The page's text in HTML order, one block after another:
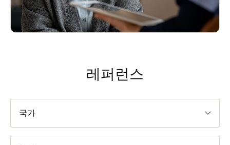
레퍼런스
국가